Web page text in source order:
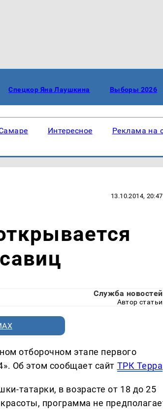
Спецкор Яна Лаушкина Выборы 2026
Интересное Реклама на
13.10.2014, 20:47
Служба новостей
Автор статьи
отборочном этапе первого
Об этом сообщает сайт ТРК Терра
татарки, в возрасте от 18 до 25
программа не